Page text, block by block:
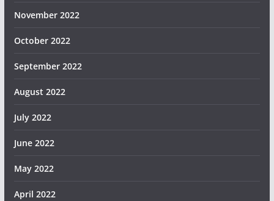
November 2022
October 2022
September 2022
August 2022
July 2022
June 2022
May 2022
April 2022